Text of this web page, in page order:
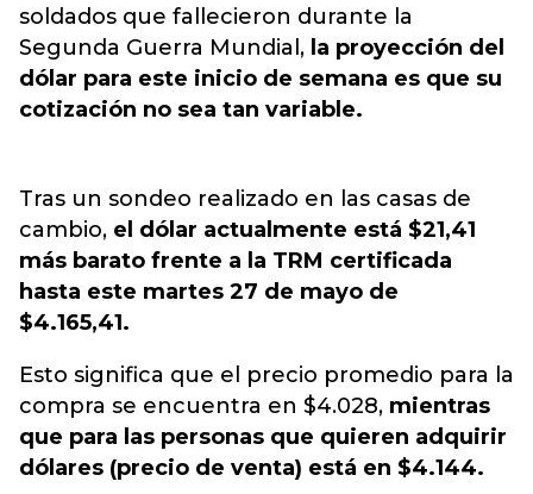
soldados que fallecieron durante la
Segunda Guerra Mundial, la proyección del
dólar para este inicio de semana es que su
cotización no sea tan variable.
Tras un sondeo realizado en las casas de
cambio, el dólar actualmente está $21,41
más barato frente a la TRM certificada
hasta este martes 27 de mayo de
$4.165,41.
Esto significa que el precio promedio para la
compra se encuentra en $4.028, mientras
que para las personas que quieren adquirir
dólares (precio de venta) está en $4.144.